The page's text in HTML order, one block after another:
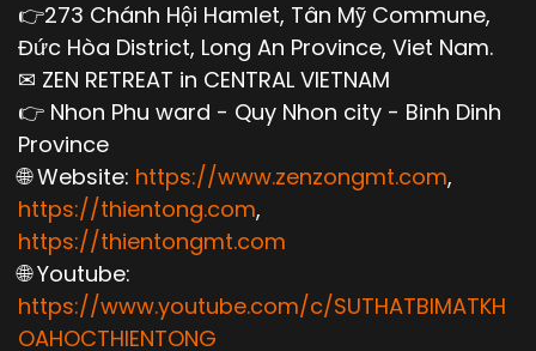
👉273 Chánh Hội Hamlet, Tân Mỹ Commune,
Đức Hòa District, Long An Province, Viet Nam.
✉ ZEN RETREAT in CENTRAL VIETNAM
👉 Nhon Phu ward - Quy Nhon city - Binh Dinh
Province
🌐 Website: https://www.zenzongmt.com,
https://thientong.com,
https://thientongmt.com
🌐 Youtube:
https://www.youtube.com/c/SUTHATBIMATKH
OAHOCTHIENTONG